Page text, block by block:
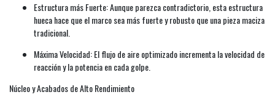
Estructura más Fuerte: Aunque parezca contradictorio, esta estructura
hueca hace que el marco sea más fuerte y robusto que una pieza maciza
tradicional.
Máxima Velocidad: El flujo de aire optimizado incrementa la velocidad de
reacción y la potencia en cada golpe.
Núcleo y Acabados de Alto Rendimiento